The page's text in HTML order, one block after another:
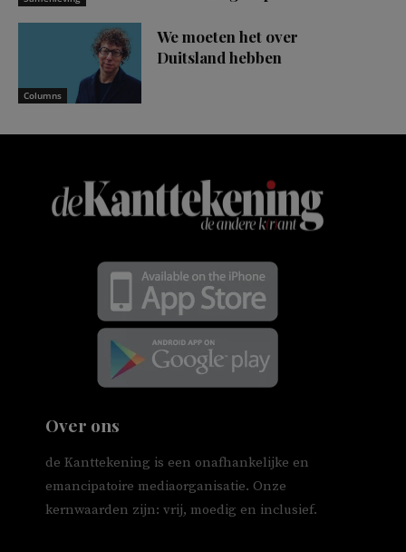
Columns
We moeten het over
Duitsland hebben
Over ons
de Kanttekening is een onafhankelijke en
emancipatoire mediaorganisatie. Onze
kernwaarden zijn: vrij, moedig en inclusief.